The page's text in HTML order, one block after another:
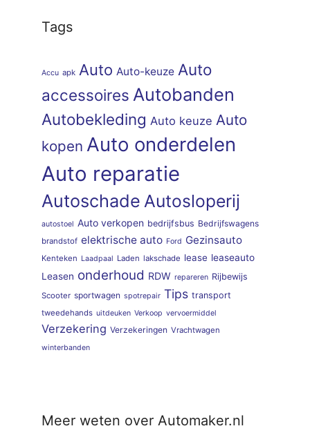
Tags
Accu apk Auto Auto-keuze Auto
accessoires Autobanden
Autobekleding Auto keuze Auto
kopen Auto onderdelen
Auto reparatie
Autoschade Autosloperij
autostoel Auto verkopen bedrijfsbus Bedrijfswagens
brandstof elektrische auto Ford Gezinsauto
Kenteken Laadpaal Laden lakschade lease leaseauto
Leasen onderhoud RDW repareren Rijbewijs
Scooter sportwagen spotrepair Tips transport
tweedehands uitdeuken Verkoop vervoermiddel
Verzekering Verzekeringen Vrachtwagen
winterbanden
Meer weten over Automaker.nl